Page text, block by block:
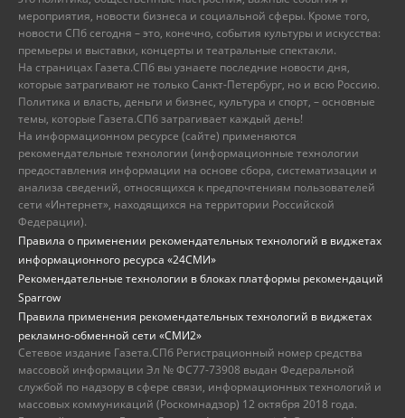
мероприятия, новости бизнеса и социальной сферы. Кроме того,
новости СПб сегодня – это, конечно, события культуры и искусства:
премьеры и выставки, концерты и театральные спектакли.
На страницах Газета.СПб вы узнаете последние новости дня,
которые затрагивают не только Санкт-Петербург, но и всю Россию.
Политика и власть, деньги и бизнес, культура и спорт, – основные
темы, которые Газета.СПб затрагивает каждый день!
На информационном ресурсе (сайте) применяются
рекомендательные технологии (информационные технологии
предоставления информации на основе сбора, систематизации и
анализа сведений, относящихся к предпочтениям пользователей
сети «Интернет», находящихся на территории Российской
Федерации).
Правила о применении рекомендательных технологий в виджетах
информационного ресурса «24СМИ»
Рекомендательные технологии в блоках платформы рекомендаций
Sparrow
Правила применения рекомендательных технологий в виджетах
рекламно-обменной сети «СМИ2»
Сетевое издание Газета.СПб Регистрационный номер средства
массовой информации Эл № ФС77-73908 выдан Федеральной
службой по надзору в сфере связи, информационных технологий и
массовых коммуникаций (Роскомнадзор) 12 октября 2018 года.